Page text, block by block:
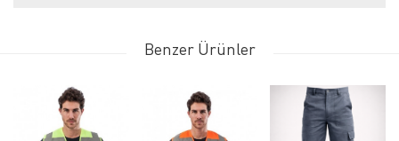
Benzer Ürünler